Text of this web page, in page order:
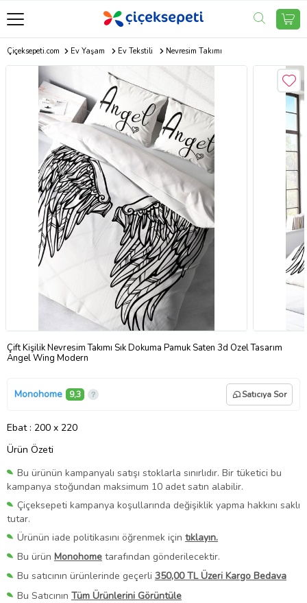
Çiçeksepeti.com Ev Yaşam Ev Tekstili Nevresim Takımı
Çift Kişilik Nevresim Takımı Sık Dokuma Pamuk Saten 3d Özel Tasarım
Angel Wing Modern
Monohome 9,3 Satıcıya Sor
Ebat : 200 x 220
Ürün Özeti
Bu ürünün kampanyalı satışı stoklarla sınırlıdır. Bir tüketici bu
kampanya stoğundan maksimum 10 adet satın alabilir.
Çiçeksepeti kampanya koşullarında değişiklik yapma hakkını saklı
tutar.
Ürünün iade politikasını öğrenmek için tıklayın.
Bu ürün Monohome tarafından gönderilecektir.
Bu satıcının ürünlerinde geçerli 350,00 TL Üzeri Kargo Bedava
Bu Satıcının Tüm Ürünlerini Görüntüle